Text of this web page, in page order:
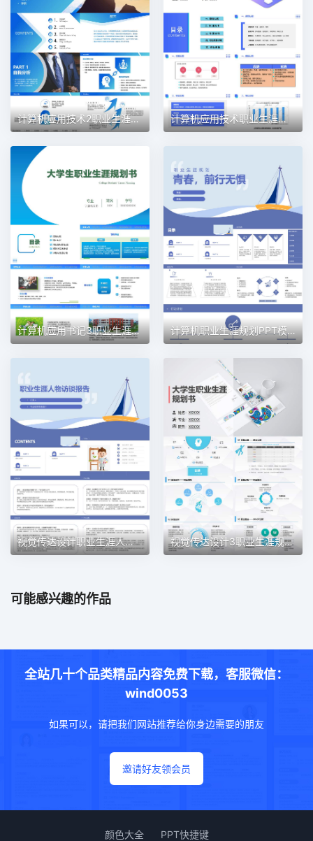
计算机应用技术2职业生涯规划PPT模板 计算机应用技术职业生涯规划PPT模板
计算机应用书记3职业生涯规划PPT模板 计算机职业生涯规划PPT模板
视觉传达设计职业生涯人物访谈职业生涯规划PPT模板 视觉传达设计3职业生涯规划PPT模板
可能感兴趣的作品
全站几十个品类精品内容免费下载，客服微信：
wind0053
如果可以，请把我们网站推荐给你身边需要的朋友
邀请好友领会员
颜色大全 PPT快捷键